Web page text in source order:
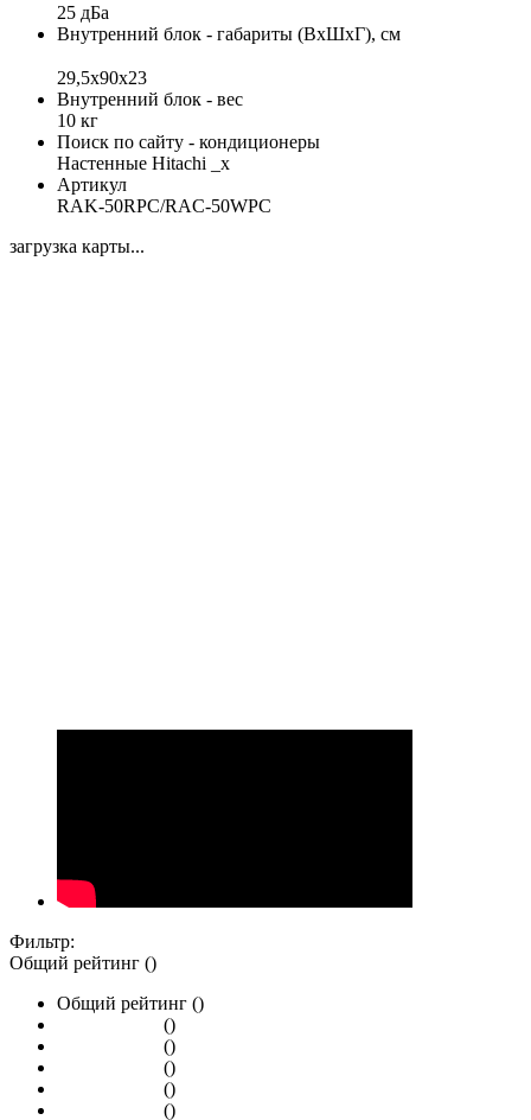
25 дБа
Внутренний блок - габариты (ВхШхГ), см
29,5x90x23
Внутренний блок - вес
10 кг
Поиск по сайту - кондиционеры
Настенные Hitachi _x
Артикул
RAK-50RPC/RAC-50WPC
загрузка карты...
Фильтр:
Общий рейтинг ()
Общий рейтинг ()
()
()
()
()
()